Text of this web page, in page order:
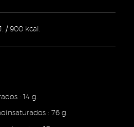
/ 900 kcal.
: 14 g.
: 76 g.